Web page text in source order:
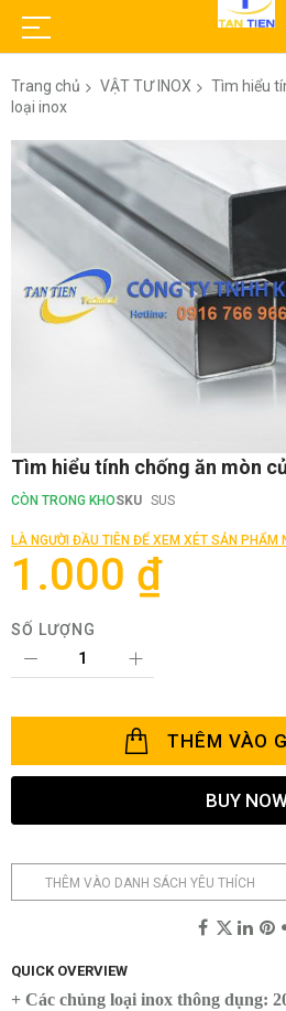
Trang chủ VẬT TƯ INOX
Tìm hiểu
loại inox
Chuyển
đến
của
thư
ảnh
Chuyển
phần
của
thư
hình
Tìm hiểu tính chống ăn mòn
CÒN TRONG KHOSKU SUS
LÀ NGƯỜI ĐẦU TIÊN ĐỂ XEM XÉT SẢN PHẨM
1.000 ₫
SỐ LƯỢNG
THÊM VÀO
BUY
THÊM VÀO DANH SÁCH YÊU THÍCH
QUICK OVERVIEW
+ Các chủng loại inox thông dụng: